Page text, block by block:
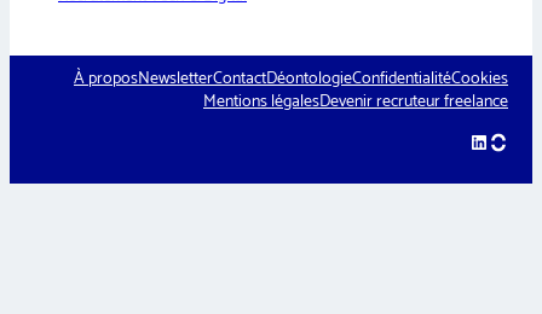
À proposNewsletterContactDéontologieConfidentialitéCookies
Mentions légalesDevenir recruteur freelance
LinkedIn